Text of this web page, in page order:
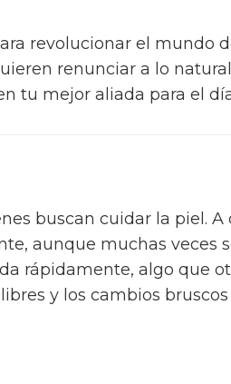
revolucionar el mundo
renunciar a lo
tu mejor aliada para el
buscan cuidar la piel. A
aunque muchas veces
rápidamente, algo que
y los cambios